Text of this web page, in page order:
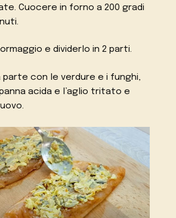
Cuocere in forno a 200 gradi
e dividerlo in 2 parti.
parte con le verdure e i funghi,
acida e l’aglio tritato e